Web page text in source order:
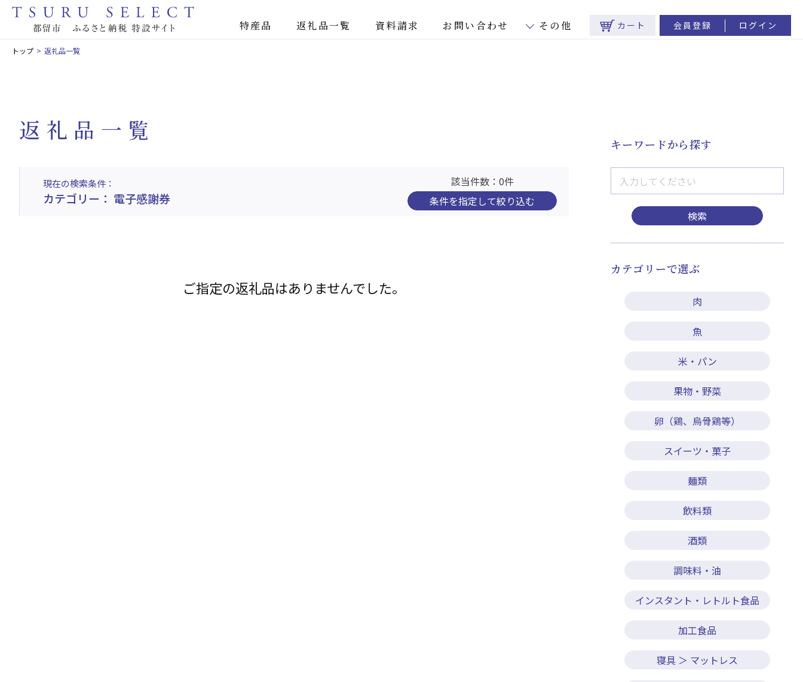
特産品 返礼品一覧 資料請求 お問い合わせ その他 カート 会員登録 ログイン
トップ 返礼品一覧
返礼品一覧
現在の検索条件
カテゴリー： 電子感謝券
該当件数：0件
条件を指定して絞り込む
ご指定の返礼品はありませんでした。
キーワードから探す
検索
カテゴリーで選ぶ
肉
魚
米・パン
果物・野菜
卵（鶏、烏骨鶏等）
スイーツ・菓子
麺類
飲料類
酒類
調味料・油
インスタント・レトルト食品
加工食品
寝具 ＞ マットレス